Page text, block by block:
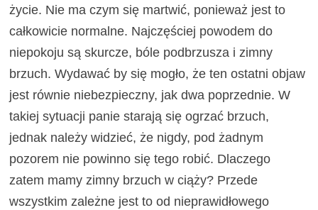
życie. Nie ma czym się martwić, ponieważ jest to
całkowicie normalne. Najczęściej powodem do
niepokoju są skurcze, bóle podbrzusza i zimny
brzuch. Wydawać by się mogło, że ten ostatni objaw
jest równie niebezpieczny, jak dwa poprzednie. W
takiej sytuacji panie starają się ogrzać brzuch,
jednak należy widzieć, że nigdy, pod żadnym
pozorem nie powinno się tego robić. Dlaczego
zatem mamy zimny brzuch w ciąży? Przede
wszystkim zależne jest to od nieprawidłowego